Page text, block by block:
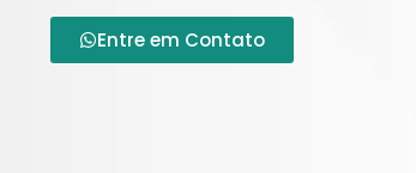
Entre em Contato